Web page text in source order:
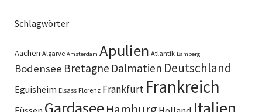
Schlagwörter
Aachen Algarve Amsterdam Apulien Atlantik Bamberg
Bodensee Bretagne Dalmatien Deutschland
Eguisheim Elsass Florenz Frankfurt Frankreich